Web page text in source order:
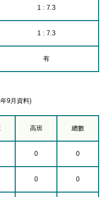
1 : 7.3
1 : 7.3
有
9月資料)
高班 總數
0 0
0 0